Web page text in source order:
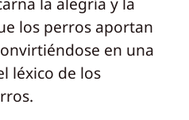
los perros aportan
en una
léxico de los